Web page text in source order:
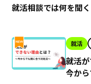
就活相談では何を聞
就活
就活
今か